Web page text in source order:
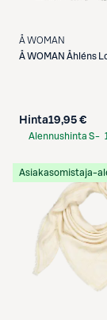
Å WOMAN
Å WOMAN Åhléns
Hinta19,95 €
Alennushinta S-
Asiakasomistaja-